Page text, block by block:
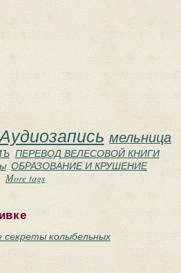
мельница
ПЕРЕВОД ВЕЛЕСОВОЙ КНИГИ
ОБРАЗОВАНИЕ И КРУШЕНИЕ
More tags
секреты колыбельных